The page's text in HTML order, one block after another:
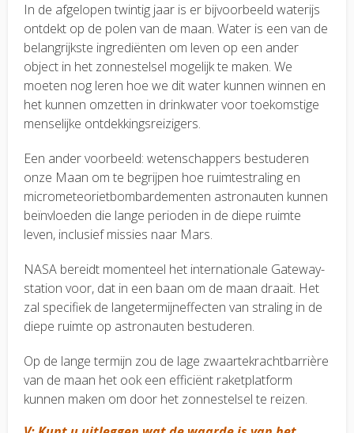
In de afgelopen twintig jaar is er bijvoorbeeld waterijs
ontdekt op de polen van de maan. Water is een van de
belangrijkste ingrediënten om leven op een ander
object in het zonnestelsel mogelijk te maken. We
moeten nog leren hoe we dit water kunnen winnen en
het kunnen omzetten in drinkwater voor toekomstige
menselijke ontdekkingsreizigers.
Een ander voorbeeld: wetenschappers bestuderen
onze Maan om te begrijpen hoe ruimtestraling en
micrometeorietbombardementen astronauten kunnen
beïnvloeden die lange perioden in de diepe ruimte
leven, inclusief missies naar Mars.
NASA bereidt momenteel het internationale Gateway-
station voor, dat in een baan om de maan draait. Het
zal specifiek de langetermijneffecten van straling in de
diepe ruimte op astronauten bestuderen.
Op de lange termijn zou de lage zwaartekrachtbarrière
van de maan het ook een efficiënt raketplatform
kunnen maken om door het zonnestelsel te reizen.